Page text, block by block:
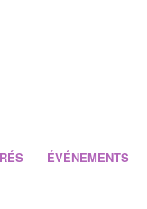
ÉVÉNEMENTS